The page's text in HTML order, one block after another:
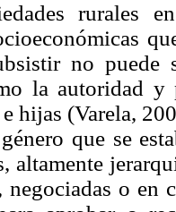
rurales
no puede
la autoridad y
hijas (Varela,
que se
altamente
negociadas o